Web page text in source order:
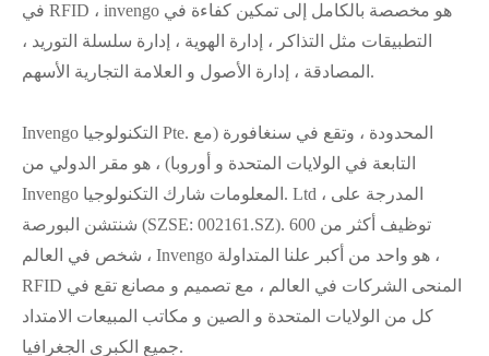
في RFID ، invengo هو مخصصة بالكامل إلى تمكين كفاءة في
التطبيقات مثل التذاكر ، إدارة الهوية ، إدارة سلسلة التوريد ،
المصادقة ، إدارة الأصول و العلامة التجارية الأسهم.
Invengo التكنولوجيا Pte. المحدودة ، وتقع في سنغافورة (مع
التابعة في الولايات المتحدة و أوروبا) ، هو مقر الدولي من
Invengo المعلومات شارك التكنولوجيا. Ltd ، المدرجة على
شنتشن البورصة (SZSE: 002161.SZ). توظيف أكثر من 600
شخص في العالم ، Invengo هو واحد من أكبر علنا المتداولة ،
RFID المنحى الشركات في العالم ، مع تصميم و مصانع تقع في
كل من الولايات المتحدة و الصين و مكاتب المبيعات الامتداد
جميع الكبرى الجغرافيا.